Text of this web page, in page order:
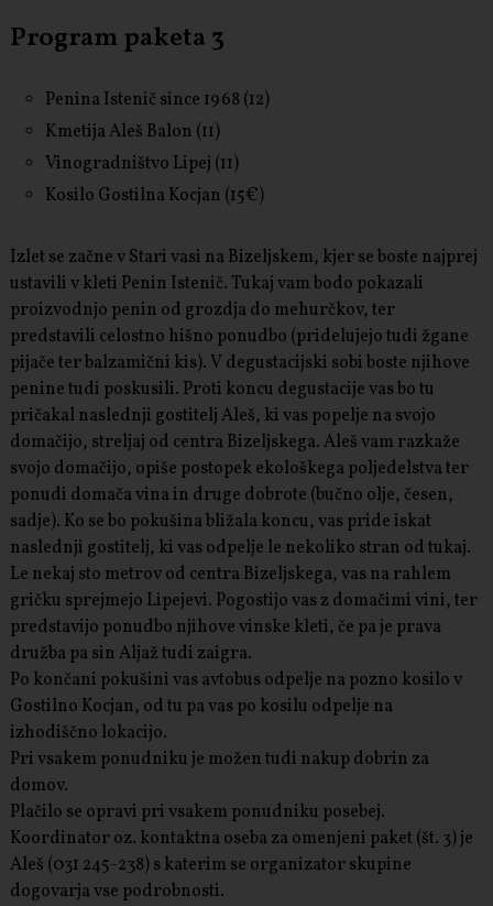
Program paketa 3
Penina Istenič since 1968 (12)
Kmetija Aleš Balon (11)
Vinogradništvo Lipej (11)
Kosilo Gostilna Kocjan (15€)
Izlet se začne v Stari vasi na Bizeljskem, kjer se boste najprej
ustavili v kleti Penin Istenič. Tukaj vam bodo pokazali
proizvodnjo penin od grozdja do mehurčkov, ter
predstavili celostno hišno ponudbo (pridelujejo tudi žgane
pijače ter balzamični kis). V degustacijski sobi boste njihove
penine tudi poskusili. Proti koncu degustacije vas bo tu
pričakal naslednji gostitelj Aleš, ki vas popelje na svojo
domačijo, streljaj od centra Bizeljskega. Aleš vam razkaže
svojo domačijo, opiše postopek ekološkega poljedelstva ter
ponudi domača vina in druge dobrote (bučno olje, česen,
sadje). Ko se bo pokušina bližala koncu, vas pride iskat
naslednji gostitelj, ki vas odpelje le nekoliko stran od tukaj.
Le nekaj sto metrov od centra Bizeljskega, vas na rahlem
gričku sprejmejo Lipejevi. Pogostijo vas z domačimi vini, ter
predstavijo ponudbo njihove vinske kleti, če pa je prava
družba pa sin Aljaž tudi zaigra.
Po končani pokušini vas avtobus odpelje na pozno kosilo v
Gostilno Kocjan, od tu pa vas po kosilu odpelje na
izhodiščno lokacijo.
Pri vsakem ponudniku je možen tudi nakup dobrin za
domov.
Plačilo se opravi pri vsakem ponudniku posebej.
Koordinator oz. kontaktna oseba za omenjeni paket (št. 3) je
Aleš (031 245-238) s katerim se organizator skupine
dogovarja vse podrobnosti.